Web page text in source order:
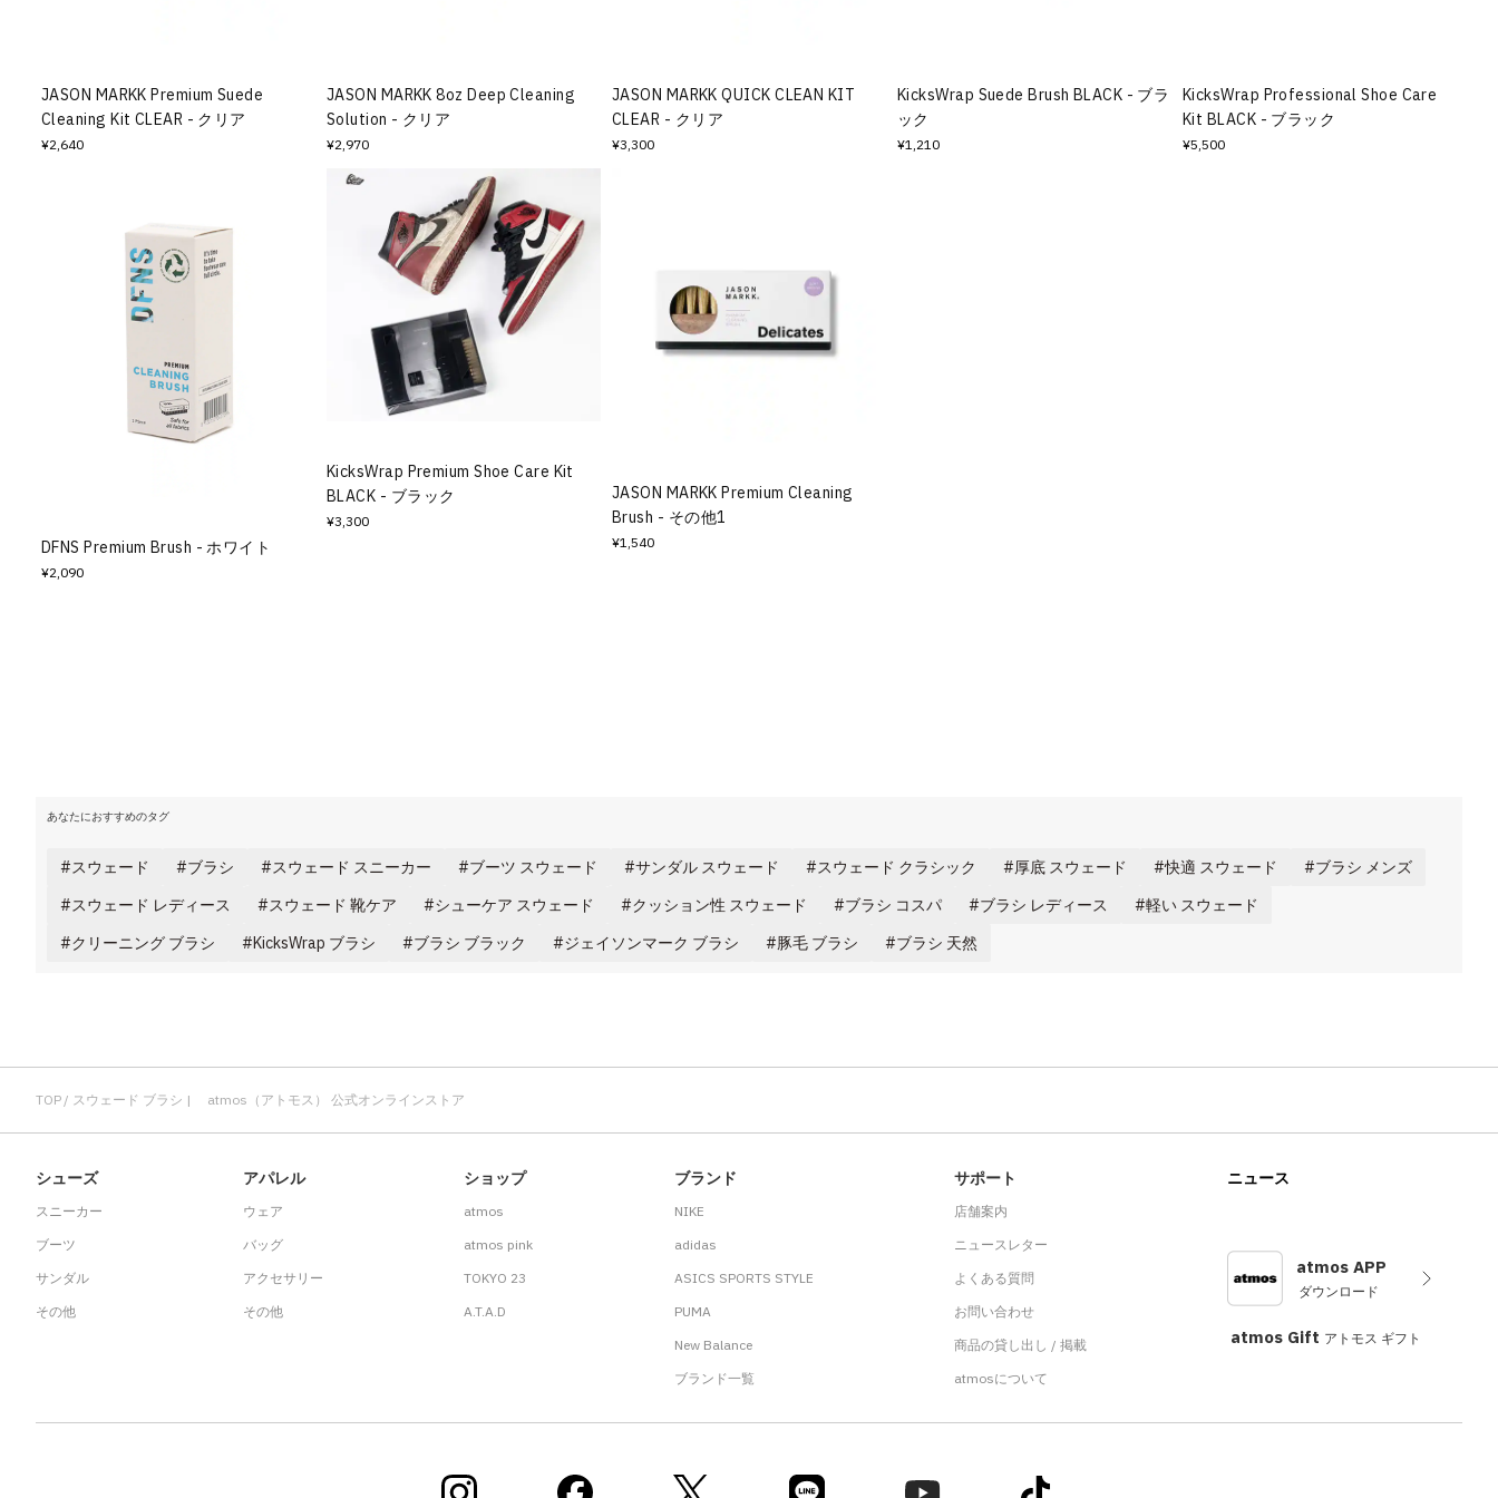
JASON MARKK Premium Suede
Cleaning Kit CLEAR - クリア
¥2,640
JASON MARKK 8oz Deep Cleaning
Solution - クリア
¥2,970
JASON MARKK QUICK CLEAN KIT
CLEAR - クリア
¥3,300
KicksWrap Suede Brush BLACK - ブラ
ック
¥1,210
KicksWrap Professional Shoe Care
Kit BLACK - ブラック
¥5,500
DFNS Premium Brush - ホワイト
¥2,090
KicksWrap Premium Shoe Care Kit
BLACK - ブラック
¥3,300
JASON MARKK Premium Cleaning
Brush - その他1
¥1,540
あなたにおすすめのタグ
スウェード ブラシ スウェード スニーカー ブーツ スウェード サンダル スウェード スウェード クラシック 厚底 スウェード 快適 スウェード
ブラシ メンズ
スウェード レディース
スウェード 靴ケア シューケア スウェード クッション性 スウェード ブラシ コスパ ブラシ レディース
軽い スウェード
クリーニング ブラシ
KicksWrap ブラシ ブラシ ブラック ジェイソンマーク ブラシ 豚毛 ブラシ ブラシ 天然
TOP スウェード ブラシ | atmos（アトモス） 公式オンラインストア
シューズ
スニーカー
ブーツ
サンダル
その他
アパレル
ウェア
バッグ
アクセサリー
その他
ショップ
atmos
atmos pink
TOKYO 23
A.T.A.D
ブランド
NIKE
adidas
ASICS SPORTS STYLE
PUMA
New Balance
ブランド一覧
サポート
店舗案内
ニュースレター
よくある質問
お問い合わせ
商品の貸し出し / 掲載
atmosについて
ニュース
atmos APP
ダウンロード
atmos Gift アトモス ギフト